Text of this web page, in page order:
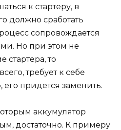
к стартеру, в
должно сработать
сопровождается
Но при этом не
стартера, то
требует к себе
придется заменить.
аккумулятор
достаточно. К примеру